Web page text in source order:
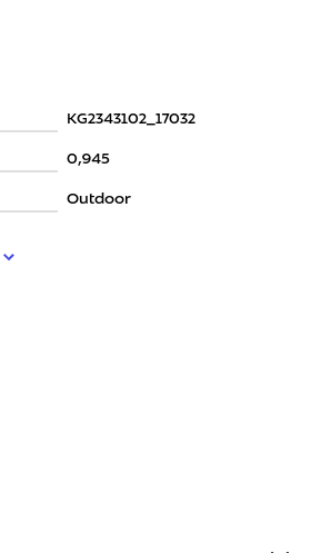
KG2343102_17032
0,945
Outdoor